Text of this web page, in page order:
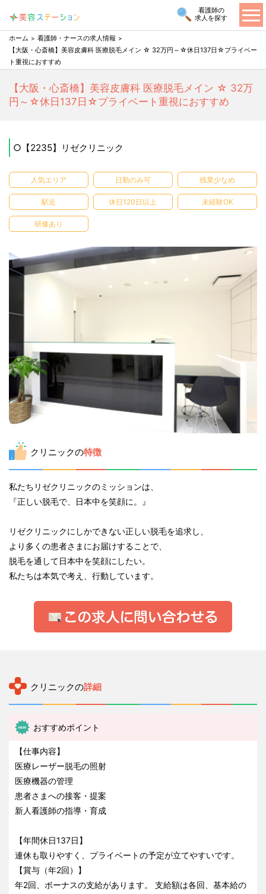
看護師の
求人を探す
ホーム
看護師・ナースの求人情報
【大阪・心斎橋】美容皮膚科 医療脱毛メイン ☆ 32万円～☆休日137日☆プライベー
ト重視におすすめ
【大阪・心斎橋】美容皮膚科 医療脱毛メイン ☆ 32万
円～☆休日137日☆プライベート重視におすすめ
○【2235】リゼクリニック
人気エリア 日勤のみ可 残業少なめ
駅近 休日120日以上 未経験OK
研修あり
クリニックの特徴
私たちリゼクリニックのミッションは、
『正しい脱毛で、日本中を笑顔に。』
リゼクリニックにしかできない正しい脱毛を追求し、
より多くの患者さまにお届けすることで、
脱毛を通して日本中を笑顔にしたい。
私たちは本気で考え、行動しています。
クリニックの詳細
おすすめポイント
【仕事内容】
医療レーザー脱毛の照射
医療機器の管理
患者さまへの接客・提案
新人看護師の指導・育成
【年間休日137日】
連休も取りやすく、プライベートの予定が立てやすいです。
【賞与（年2回）】
年2回、ボーナスの支給があります。 支給額は各回、基本給の